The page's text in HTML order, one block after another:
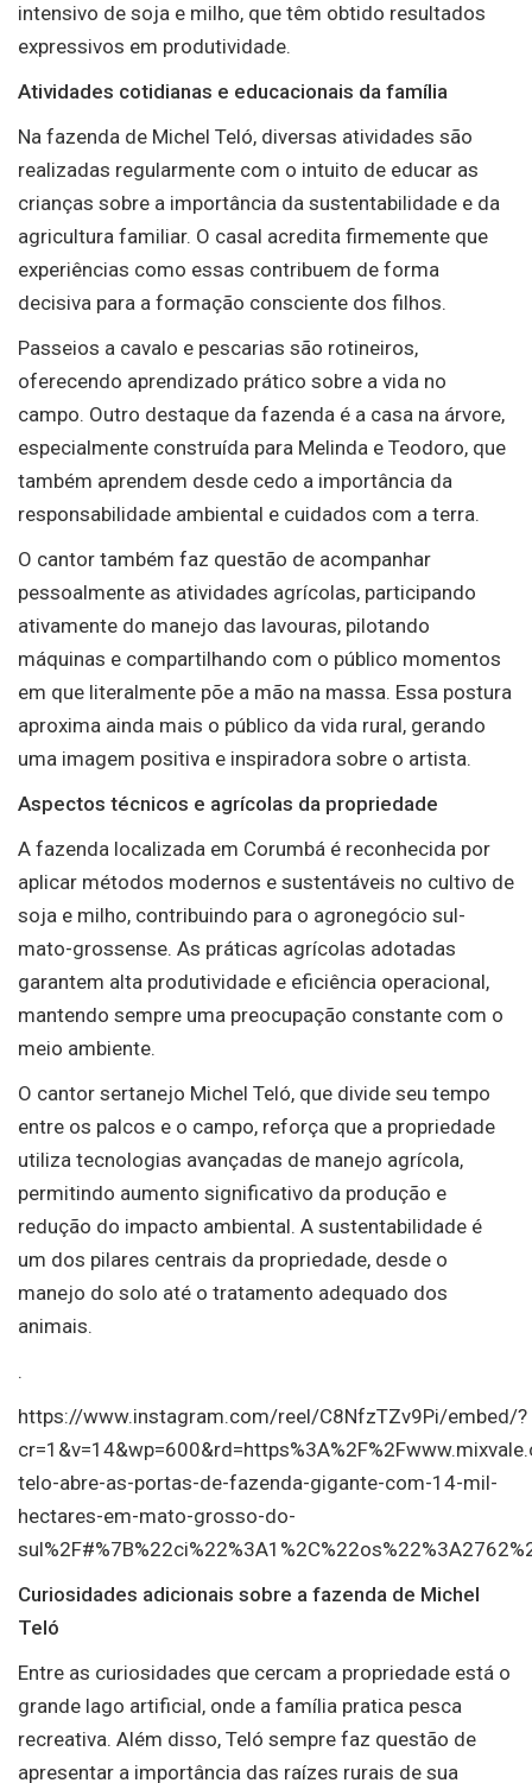
intensivo de soja e milho, que têm obtido resultados
expressivos em produtividade.
Atividades cotidianas e educacionais da família
Na fazenda de Michel Teló, diversas atividades são
realizadas regularmente com o intuito de educar as
crianças sobre a importância da sustentabilidade e da
agricultura familiar. O casal acredita firmemente que
experiências como essas contribuem de forma
decisiva para a formação consciente dos filhos.
Passeios a cavalo e pescarias são rotineiros,
oferecendo aprendizado prático sobre a vida no
campo. Outro destaque da fazenda é a casa na árvore,
especialmente construída para Melinda e Teodoro, que
também aprendem desde cedo a importância da
responsabilidade ambiental e cuidados com a terra.
O cantor também faz questão de acompanhar
pessoalmente as atividades agrícolas, participando
ativamente do manejo das lavouras, pilotando
máquinas e compartilhando com o público momentos
em que literalmente põe a mão na massa. Essa postura
aproxima ainda mais o público da vida rural, gerando
uma imagem positiva e inspiradora sobre o artista.
Aspectos técnicos e agrícolas da propriedade
A fazenda localizada em Corumbá é reconhecida por
aplicar métodos modernos e sustentáveis no cultivo de
soja e milho, contribuindo para o agronegócio sul-
mato-grossense. As práticas agrícolas adotadas
garantem alta produtividade e eficiência operacional,
mantendo sempre uma preocupação constante com o
meio ambiente.
O cantor sertanejo Michel Teló, que divide seu tempo
entre os palcos e o campo, reforça que a propriedade
utiliza tecnologias avançadas de manejo agrícola,
permitindo aumento significativo da produção e
redução do impacto ambiental. A sustentabilidade é
um dos pilares centrais da propriedade, desde o
manejo do solo até o tratamento adequado dos
animais.
.
https://www.instagram.com/reel/C8NfzTZv9Pi/embed/?
telo-abre-as-portas-de-fazenda-gigante-com-14-mil-
hectares-em-mato-grosso-do-
Curiosidades adicionais sobre a fazenda de Michel
Teló
Entre as curiosidades que cercam a propriedade está o
grande lago artificial, onde a família pratica pesca
recreativa. Além disso, Teló sempre faz questão de
apresentar a importância das raízes rurais de sua